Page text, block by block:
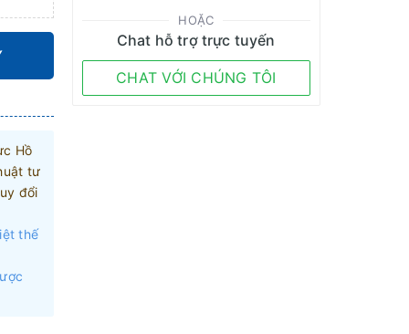
Hồ
tư
đổi
thế
HOẶC
Chat hỗ trợ trực tuyến
CHAT VỚI CHÚNG TÔI